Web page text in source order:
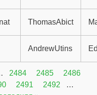
ThomasAbict
AndrewUtins
2484 2485
2486
2491 2492
…